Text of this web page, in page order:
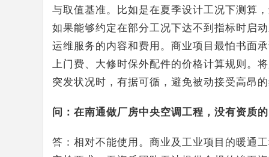
与取值基准。比如是在夏季设计工况下测算
如果能够约定在部分工况下达不到指标时启
运维服务的内容和费用。商业项目最怕书面
上门费、大修时保外配件的价格计算规则。
突发状况时，有据可循，避免被动接受高昂
问：在南通做厂房中央空调工程，没有资质
答：相对不能使用。商业及工业项目的暖通